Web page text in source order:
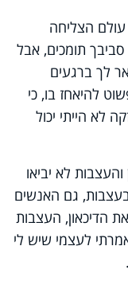
הצליחה
תומכים, אבל
לך ברגעים
להיאחז בו, כי
לא הייתי יכול
לא יביאו
גם האנשים
הדיכאון, העצבות
לעצמי שיש לי